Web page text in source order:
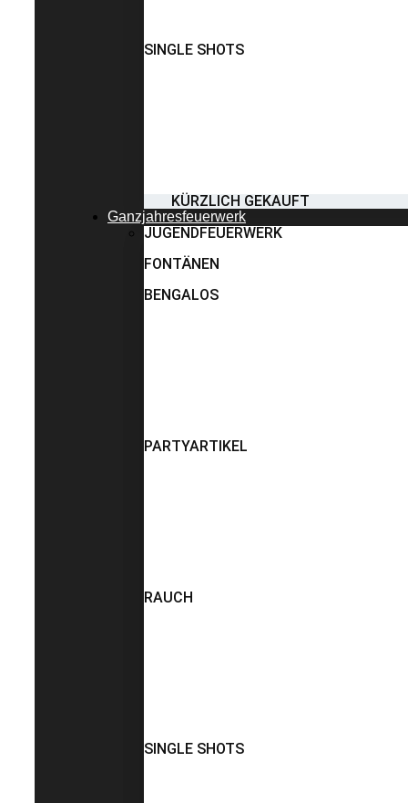
SINGLE SHOTS
KÜRZLICH GEKAUFT
Ganzjahresfeuerwerk
JUGENDFEUERWERK
FONTÄNEN
BENGALOS
PARTYARTIKEL
RAUCH
SINGLE SHOTS